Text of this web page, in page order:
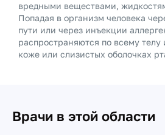
вредными веществами,
Попадая в организм человека
пути или через инъекции
распространяются по всему телу
коже или слизистых оболочках
Врачи в этой области